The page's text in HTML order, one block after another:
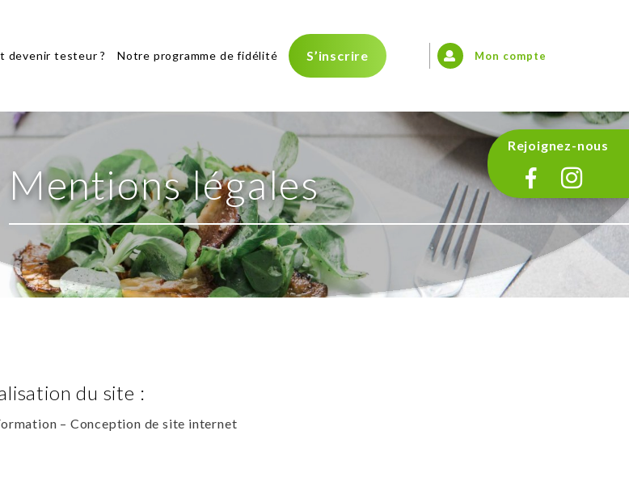
devenir testeur ? Notre programme de fidélité S’inscrire Mon compte
Rejoignez-nous
Mentions légales
du site :
– Conception de site internet